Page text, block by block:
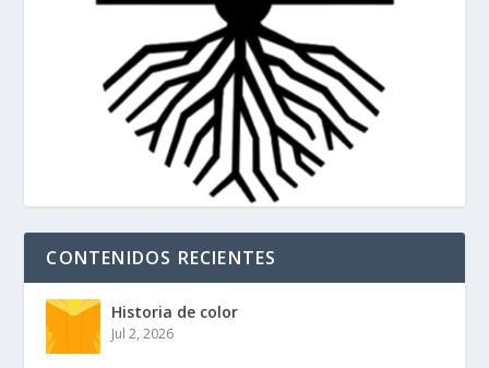
CONTENIDOS RECIENTES
Historia de color
Jul 2, 2026